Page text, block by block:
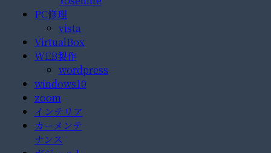
PC修理
vista
VirtualBox
WEB製作
wordpress
windows10
zoom
インテリア
カーメンテ
ナンス